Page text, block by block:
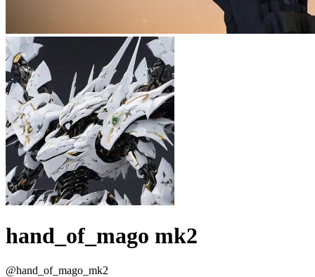
hand_of_mago mk2
@hand_of_mago_mk2